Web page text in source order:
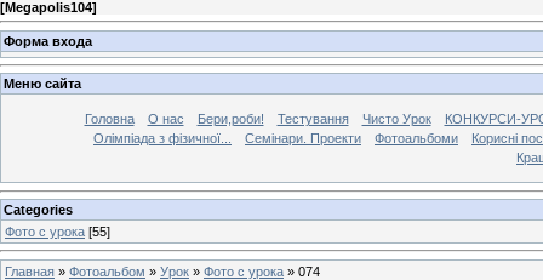
[Megapolis104]
Форма входа
Меню сайта
Головна О нас Бери,роби! Тестування Чисто Урок
КОНКУРСИ-
Олімпіада з фізичної...
Семінари. Проекти Фотоальбоми
Корисні
Categories
Фото с урока [55]
Главная » Фотоальбом » Урок » Фото с урока » 074